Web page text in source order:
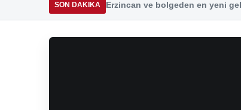
SON DAKIKA Erzincan ve bolgeden en yeni